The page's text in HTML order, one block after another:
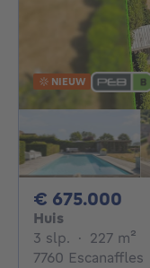
NIEUW
€ 675.000
Huis
3 slp. 3
· 227 m²
7760 Escanaffles